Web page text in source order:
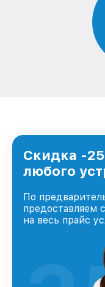
Скидка -
любого
По
предоставляем
на весь прайс